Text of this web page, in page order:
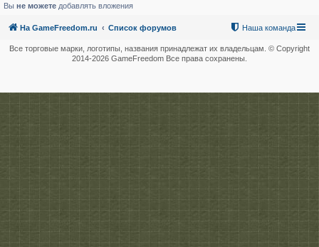
Вы не можете добавлять вложения
На GameFreedom.ru Список форумов Наша команда
Все торговые марки, логотипы, названия принадлежат их владельцам. © Copyright
2014-2026 GameFreedom Все права сохранены.